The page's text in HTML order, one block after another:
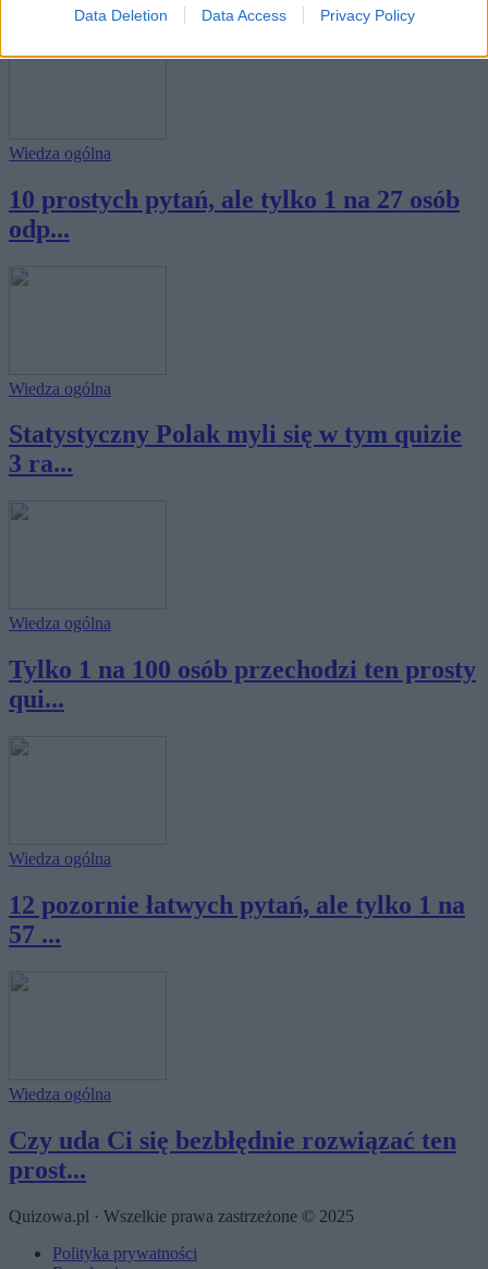
Data Deletion Data Access Privacy Policy
Wiedza ogólna
10 prostych pytań, ale tylko 1 na 27 osób
odp...
Wiedza ogólna
Statystyczny Polak myli się w tym quizie
3 ra...
Wiedza ogólna
Tylko 1 na 100 osób przechodzi ten prosty
qui...
Wiedza ogólna
12 pozornie łatwych pytań, ale tylko 1 na
57 ...
Wiedza ogólna
Czy uda Ci się bezbłędnie rozwiązać ten
prost...
Quizowa.pl · Wszelkie prawa zastrzeżone © 2025
Polityka prywatności